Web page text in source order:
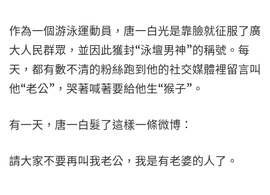
作為一個游泳運動員，唐一白光是靠臉就征服了廣
大人民群眾，並因此獲封“泳壇男神”的稱號。每
天，都有數不清的粉絲跑到他的社交媒體裡留言叫
他“老公”，哭著喊著要給他生“猴子”。
有一天，唐一白髮了這樣一條微博：
請大家不要再叫我老公，我是有老婆的人了。